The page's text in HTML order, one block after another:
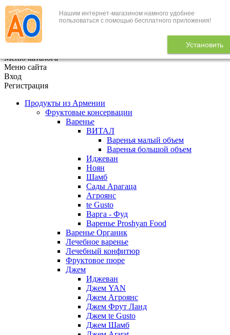
Нашим интернет-магазином намного удобнее
пользоваться с помощью бесплатного приложения!
Установить
+7 (495) 646-888-1
В корзине 0
Меню каталога
Меню сайта
Вход
Регистрация
Продукты из Армении
Фруктовые консервации
Варенье
ВИТАЛ
Варенья малый объем
Варенья большой объем
Иджеван
Ноян
Шамб
Сады Арагаца
Агроянс
te Gusto
Варга - Фуд
Варенье Proshyan Food
Варенье Органик
Лечебное варенье
Лечебный конфитюр
Фруктовое пюре
Джем
Иджеван
Джем YAN
Джем Агроянс
Джем Фрут Ланд
Джем te Gusto
Джем Шамб